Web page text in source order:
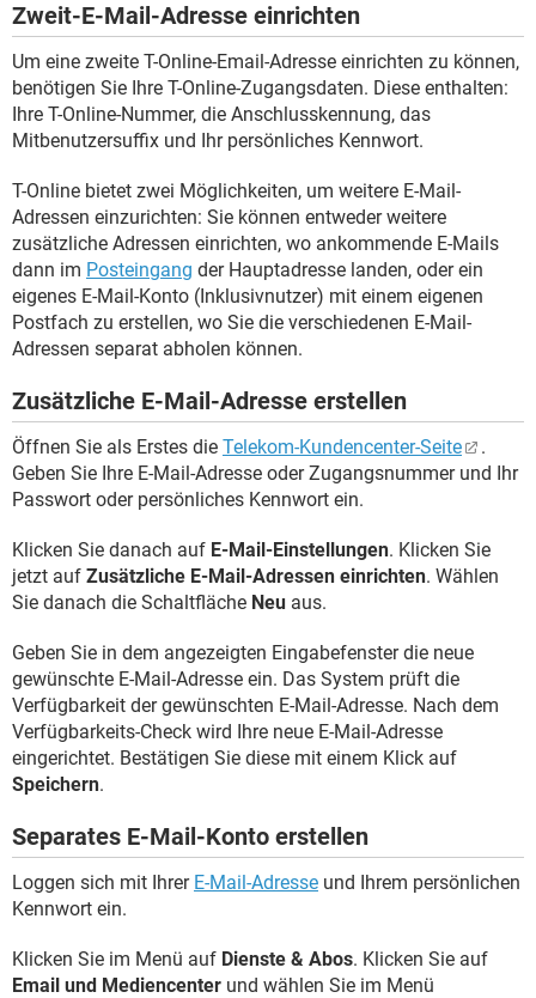
Zweit-E-Mail-Adresse einrichten
Um eine zweite T-Online-Email-Adresse einrichten zu können,
benötigen Sie Ihre T-Online-Zugangsdaten. Diese enthalten:
Ihre T-Online-Nummer, die Anschlusskennung, das
Mitbenutzersuffix und Ihr persönliches Kennwort.
T-Online bietet zwei Möglichkeiten, um weitere E-Mail-
Adressen einzurichten: Sie können entweder weitere
zusätzliche Adressen einrichten, wo ankommende E-Mails
dann im Posteingang der Hauptadresse landen, oder ein
eigenes E-Mail-Konto (Inklusivnutzer) mit einem eigenen
Postfach zu erstellen, wo Sie die verschiedenen E-Mail-
Adressen separat abholen können.
Zusätzliche E-Mail-Adresse erstellen
Öffnen Sie als Erstes die Telekom-Kundencenter-Seite
.
Geben Sie Ihre E-Mail-Adresse oder Zugangsnummer und Ihr
Passwort oder persönliches Kennwort ein.
Klicken Sie danach auf E-Mail-Einstellungen. Klicken Sie
jetzt auf Zusätzliche E-Mail-Adressen einrichten. Wählen
Sie danach die Schaltfläche Neu aus.
Geben Sie in dem angezeigten Eingabefenster die neue
gewünschte E-Mail-Adresse ein. Das System prüft die
Verfügbarkeit der gewünschten E-Mail-Adresse. Nach dem
Verfügbarkeits-Check wird Ihre neue E-Mail-Adresse
eingerichtet. Bestätigen Sie diese mit einem Klick auf
Speichern.
Separates E-Mail-Konto erstellen
Loggen sich mit Ihrer E-Mail-Adresse und Ihrem persönlichen
Kennwort ein.
Klicken Sie im Menü auf Dienste & Abos. Klicken Sie auf
Email und Mediencenter und wählen Sie im Menü